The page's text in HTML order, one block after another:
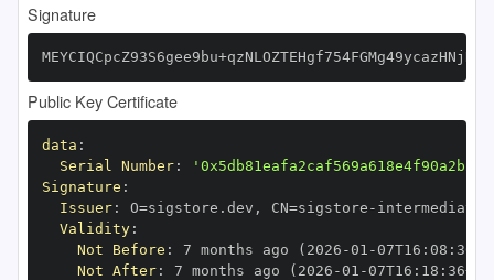
Signature
Public Key Certificate
data :
Serial Number:
Signature :
Issuer: O=sigstore.dev , CN=sigstore -
Validity:
Not Before : 7 months ago (2026 -01 -07T16 : 08 :
Not After: 7 months ago (2026 -01 -07T16 : 18 : 36+00